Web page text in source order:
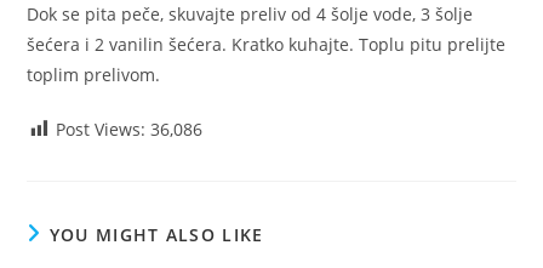
Dok se pita peče, skuvajte preliv od 4 šolje vode, 3 šolje
šećera i 2 vanilin šećera. Kratko kuhajte. Toplu pitu prelijte
toplim prelivom.
Post Views: 36,086
YOU MIGHT ALSO LIKE